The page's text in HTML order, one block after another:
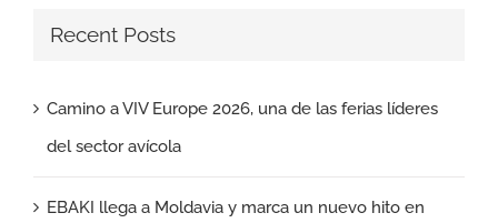
Recent Posts
Camino a VIV Europe 2026, una de las ferias líderes
del sector avícola
EBAKI llega a Moldavia y marca un nuevo hito en